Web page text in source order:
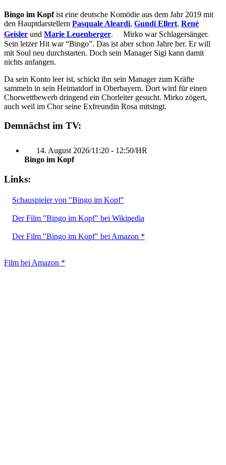
Bingo im Kopfist eine deutsche Komödie aus dem Jahr 2019 mit
den Hauptdarstellern Pasquale Aleardi, Gundi Ellert, René
Geisler und Marie Leuenberger. Mirko war Schlagersänger.
Sein letzer Hit war “Bingo”. Das ist aber schon Jahre her. Er will
mit Soul neu durchstarten. Doch sein Manager Sigi kann damit
nichts anfangen.
Da sein Konto leer ist, schickt ihn sein Manager zum Kräfte
sammeln in sein Heimatdorf in Oberbayern. Dort wird für einen
Chorwettbewerb dringend ein Chorleiter gesucht. Mirko zögert,
auch weil im Chor seine Exfreundin Rosa mitsingt.
Demnächst im TV:
14. August 2026/11:20 - 12:50/HR
Bingo im Kopf
Links:
Schauspieler von "Bingo im Kopf"
Der Film "Bingo im Kopf" bei Wikipedia
Der Film "Bingo im Kopf" bei Amazon *
Film bei Amazon *